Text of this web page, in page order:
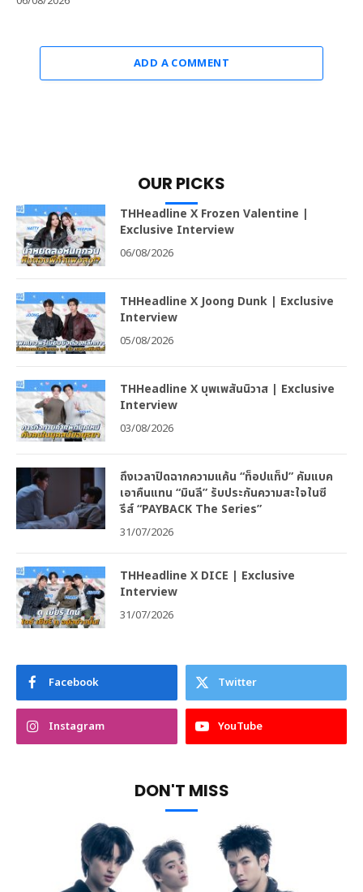
ADD A COMMENT
OUR PICKS
THHeadline X Frozen Valentine |
Exclusive Interview
06/08/2026
THHeadline X Joong Dunk | Exclusive
Interview
05/08/2026
THHeadline X บุพเพสันนิวาส | Exclusive
Interview
03/08/2026
ถึงเวลาปิดฉากความแค้น “ท็อปแท็ป” คัมแบค
เอาคืนแทน “มินลี” รับประกันความสะใจในซี
รีส์ “PAYBACK The Series”
31/07/2026
THHeadline X DICE | Exclusive
Interview
31/07/2026
Facebook Twitter
Instagram YouTube
DON'T MISS